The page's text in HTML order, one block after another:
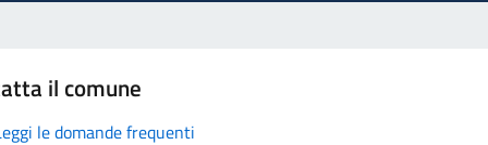
il comune
le domande frequenti